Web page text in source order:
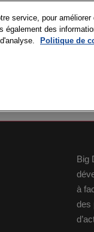
16 septembre 2026
Big
à
des
service, pour
également des
Politique de